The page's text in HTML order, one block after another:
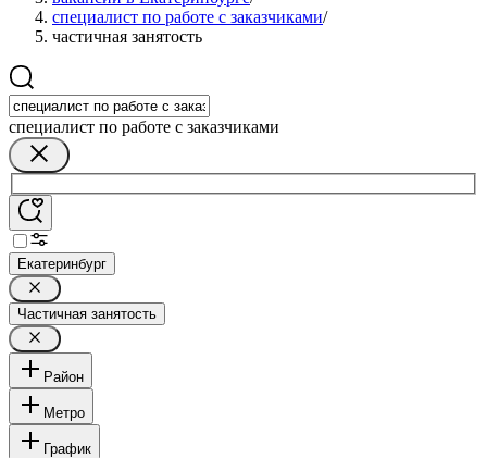
специалист по работе с заказчиками/
частичная занятость
специалист по работе с заказчиками
Екатеринбург
Частичная занятость
Район
Метро
График